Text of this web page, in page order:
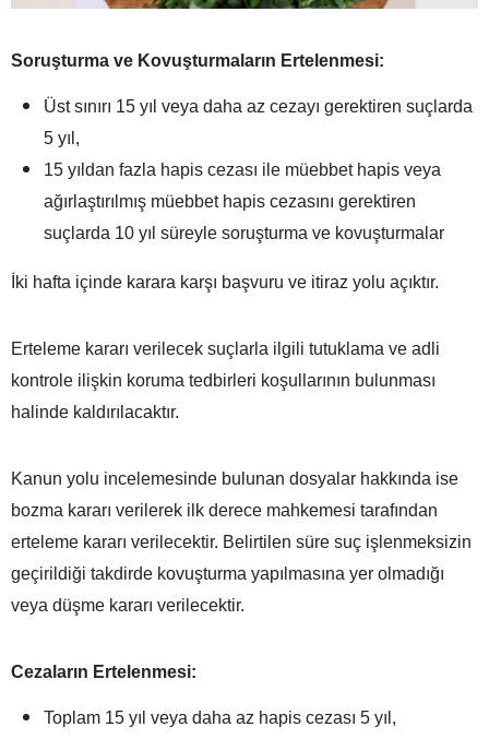
Soruşturma ve Kovuşturmaların Ertelenmesi:
Üst sınırı 15 yıl veya daha az cezayı gerektiren suçlarda
5 yıl,
15 yıldan fazla hapis cezası ile müebbet hapis veya
ağırlaştırılmış müebbet hapis cezasını gerektiren
suçlarda 10 yıl süreyle soruşturma ve kovuşturmalar
İki hafta içinde karara karşı başvuru ve itiraz yolu açıktır.
Erteleme kararı verilecek suçlarla ilgili tutuklama ve adli
kontrole ilişkin koruma tedbirleri koşullarının bulunması
halinde kaldırılacaktır.
Kanun yolu incelemesinde bulunan dosyalar hakkında ise
bozma kararı verilerek ilk derece mahkemesi tarafından
erteleme kararı verilecektir. Belirtilen süre suç işlenmeksizin
geçirildiği takdirde kovuşturma yapılmasına yer olmadığı
veya düşme kararı verilecektir.
Cezaların Ertelenmesi:
Toplam 15 yıl veya daha az hapis cezası 5 yıl,